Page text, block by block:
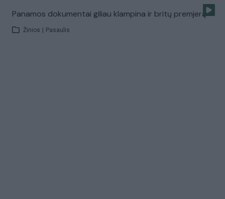
Panamos dokumentai giliau klampina ir britų premjerą
Žinios Pasaulis